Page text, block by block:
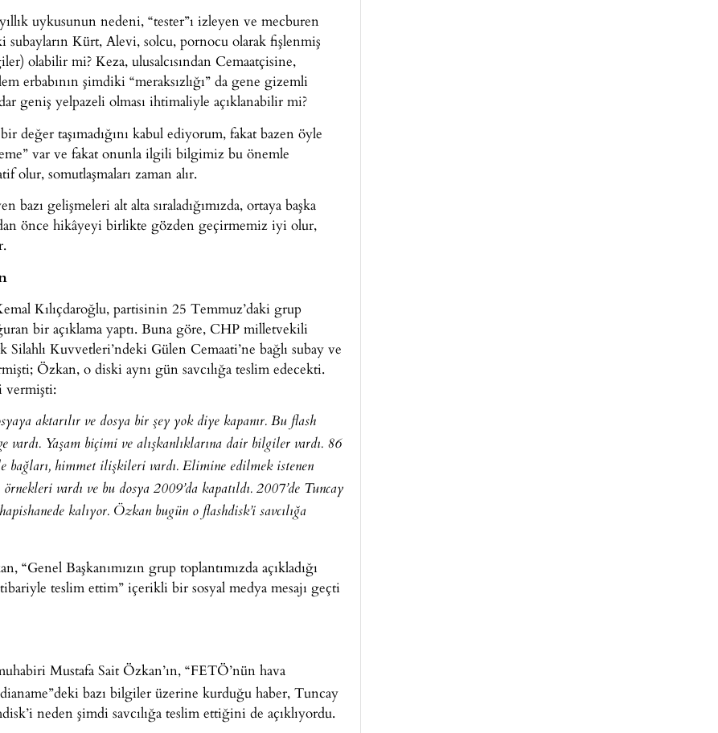
uykusunun nedeni, “tester”ı izleyen ve mecburen
subayların Kürt, Alevi, solcu, pornocu olarak fişlenmiş
olabilir mi? Keza, ulusalcısından Cemaatçisine,
erbabının şimdiki “meraksızlığı” da gene gizemli
geniş yelpazeli olması ihtimaliyle açıklanabilir mi?
değer taşımadığını kabul ediyorum, fakat bazen öyle
var ve fakat onunla ilgili bilgimiz bu önemle
olur, somutlaşmaları zaman alır.
gelişmeleri alt alta sıraladığımızda, ortaya başka
önce hikâyeyi birlikte gözden geçirmemiz iyi olur,
Kılıçdaroğlu, partisinin 25 Temmuz’daki grup
bir açıklama yaptı. Buna göre, CHP milletvekili
Kuvvetleri’ndeki Gülen Cemaati’ne bağlı subay ve
Özkan, o diski aynı gün savcılığa teslim edecekti.
vermişti:
aktarılır ve dosya bir şey yok diye kapanır. Bu flash
vardı. Yaşam biçimi ve alışkanlıklarına dair bilgiler vardı. 86
bağları, himmet ilişkileri vardı. Elimine edilmek istenen
vardı ve bu dosya 2009’da kapatıldı. 2007’de Tuncay
kalıyor. Özkan bugün o flashdisk’i savcılığa
Başkanımızın grup toplantımızda açıkladığı
teslim ettim” içerikli bir sosyal medya mesajı geçti
Mustafa Sait Özkan’ın, “FETÖ’nün hava
bazı bilgiler üzerine kurduğu haber, Tuncay
neden şimdi savcılığa teslim ettiğini de açıklıyordu.